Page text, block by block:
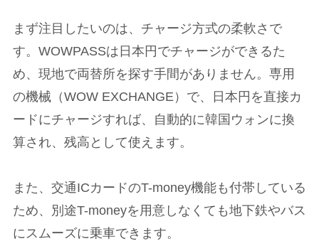
まず注目したいのは、チャージ方式の柔軟さで
す。WOWPASSは日本円でチャージができるた
め、現地で両替所を探す手間がありません。専用
の機械（WOW EXCHANGE）で、日本円を直接カ
ードにチャージすれば、自動的に韓国ウォンに換
算され、残高として使えます。
また、交通ICカードのT-money機能も付帯している
ため、別途T-moneyを用意しなくても地下鉄やバス
にスムーズに乗車できます。